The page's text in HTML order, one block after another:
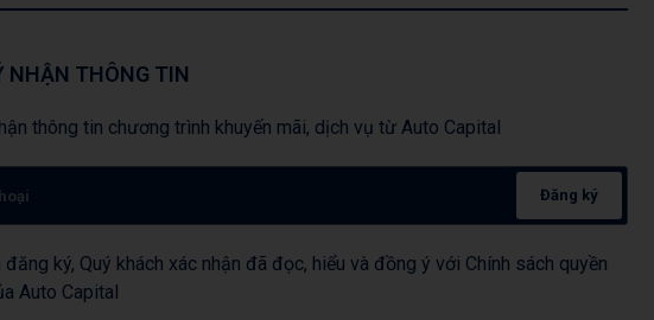
NHẬN THÔNG TIN
thông tin chương trình khuyến mãi, dịch vụ từ Auto Capital
Đăng ký
đăng ký, Quý khách xác nhận đã đọc, hiểu và đồng ý với Chính sách quyền
Auto Capital